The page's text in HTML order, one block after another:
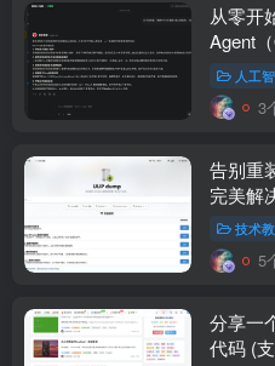
从零开
Agent
人工
3
告别重
完美解
技术
5
分享一
代码 (